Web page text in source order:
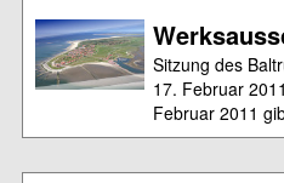
Sitzung des
17. Februar
Februar 2011